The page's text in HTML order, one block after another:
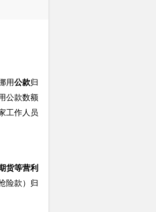
用公款归
公款数额
工作人员
货等营利
险款）归